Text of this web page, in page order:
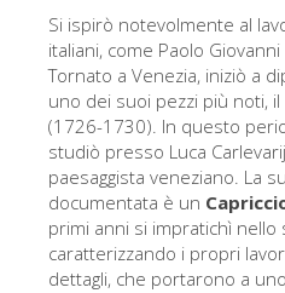
Musei di
Museo
Galleria
Galleria
Museo
Museo di
Museo
Si ispirò notevolmente al
italiani, come Paolo
Tornato a Venezia, iniziò a
uno dei suoi pezzi più noti, il
(1726-1730). In questo
studiò presso Luca
paesaggista veneziano. La
documentata è un
primi anni si impratichì nello
caratterizzando i propri
dettagli, che portarono a